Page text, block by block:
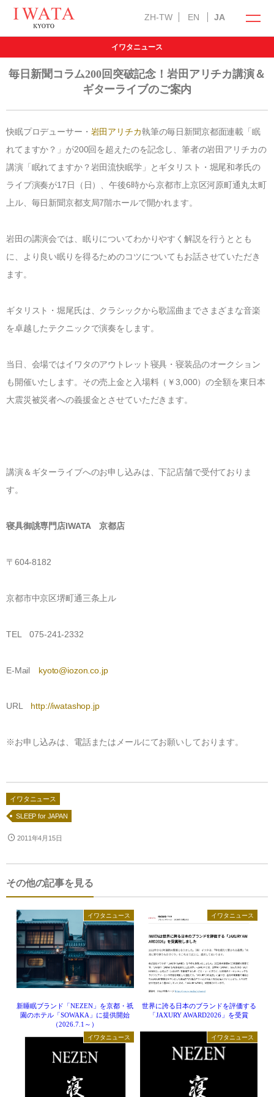
イワタの商品 オンラインショップ
ラークオール キャメル敷きパッド 羽ぶとん
イワタ製品の特徴
自然素材の国産オーダー寝具
選び抜いた自然素材
「安心安全」の品質
世界に誇る清潔度
四季を快眠するアドバイス
ご愛用者さまの声
メンテナンス・サービス
羽毛ふとんお仕立て直し
UMO
お手入れ・お取り扱いについて
ハナカイジチ
イワタニュース
メディア情報
イワタについて
羽ぶとん誕生ストーリー
寝ごこち科学研究所
English Website
ショップ情報
IWATA 東京店
IWATA商品お取り扱い店
ホテル・宿泊業の方へ
イワタニュース
毎日新聞コラム200回突破記念！岩田アリチカ講演＆
ギターライブのご案内
快眠プロデューサー・ 岩田アリチカ執筆の毎日新聞京都面連載「眠
れてますか？」が200回を超えたのを記念し、筆者の岩田アリチカの
講演「眠れてますか？岩田流快眠学」とギタリスト・堀尾和孝氏の
ライブ演奏が17日（日）、午後6時から京都市上京区河原町通丸太町
上ル、毎日新聞京都支局7階ホールで開かれます。
岩田の講演会では、眠りについてわかりやすく解説を行うととも
に、より良い眠りを得るためのコツについてもお話させていただき
ます。
ギタリスト・堀尾氏は、クラシックから歌謡曲までさまざまな音楽
を卓越したテクニックで演奏をします。
当日、会場ではイワタのアウトレット寝具・寝装品のオークション
も開催いたします。その売上金と入場料（￥3,000）の全額を東日本
大震災被災者への義援金とさせていただきます。
講演＆ギターライブへのお申し込みは、下記店舗で受付ておりま
す。
寝具御誂専門店IWATA 京都店
〒604-8182
京都市中京区堺町通三条上ル
TEL 075-241-2332
E-Mail kyoto@iozon.co.jp
URL http://iwatashop.jp
※お申し込みは、電話またはメールにてお願いしております。
イワタニュース
SLEEP for JAPAN
2011年4月15日
その他の記事を見る
イワタニュース
新睡眠ブランド「NEZEN」を京都・祇
園のホテル「SOWAKA」に提供開始
（2026.7.1～）
イワタニュース
世界に誇る日本のブランドを評価する
「JAXURY AWARD2026」を受賞
イワタニュース イワタニュース
ZH-TW EN JA